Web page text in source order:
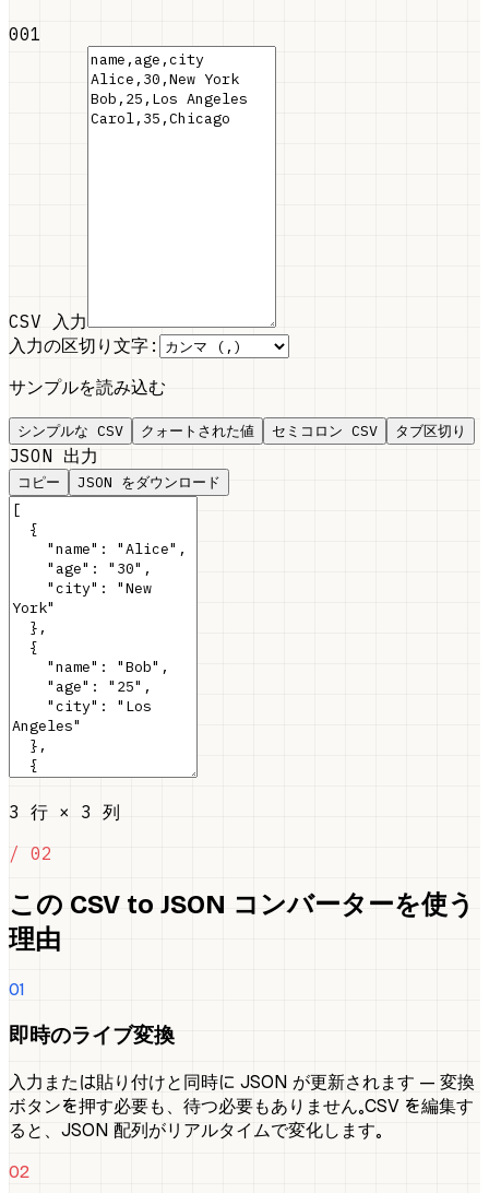
001
CSV 入力
入力の区切り文字:
サンプルを読み込む
シンプルな CSV クォートされた値 セミコロン CSV タブ区切り
JSON 出力
コピー JSON をダウンロード
3 行 × 3 列
/ 02
この CSV to JSON コンバーターを使う
理由
01
即時のライブ変換
入力または貼り付けと同時に JSON が更新されます — 変換
ボタンを押す必要も、待つ必要もありません。CSV を編集す
ると、JSON 配列がリアルタイムで変化します。
02